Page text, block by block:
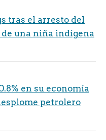
tras el arresto del
una niña indígena
en su economía
petrolero